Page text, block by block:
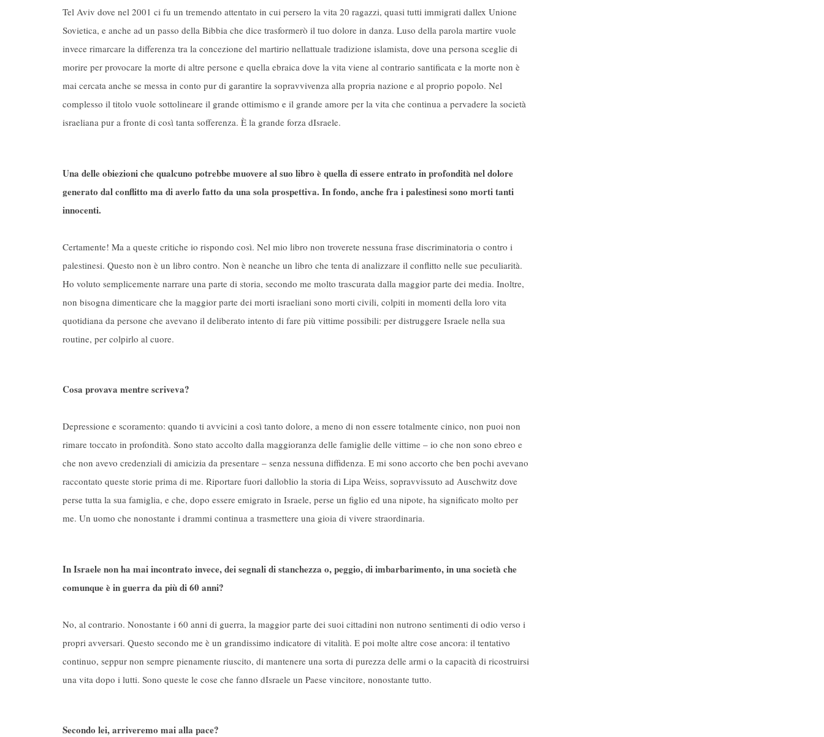
Tel Aviv dove nel 2001 ci fu un tremendo attentato in cui persero la vita 20 ragazzi, quasi tutti immigrati dallex Unione
Sovietica, e anche ad un passo della Bibbia che dice trasformerò il tuo dolore in danza. Luso della parola martire vuole
invece rimarcare la differenza tra la concezione del martirio nellattuale tradizione islamista, dove una persona sceglie di
morire per provocare la morte di altre persone e quella ebraica dove la vita viene al contrario santificata e la morte non è
mai cercata anche se messa in conto pur di garantire la sopravvivenza alla propria nazione e al proprio popolo. Nel
complesso il titolo vuole sottolineare il grande ottimismo e il grande amore per la vita che continua a pervadere la società
israeliana pur a fronte di così tanta sofferenza. È la grande forza dIsraele.
Una delle obiezioni che qualcuno potrebbe muovere al suo libro è quella di essere entrato in profondità nel dolore
generato dal conflitto ma di averlo fatto da una sola prospettiva. In fondo, anche fra i palestinesi sono morti tanti
innocenti.
Certamente! Ma a queste critiche io rispondo così. Nel mio libro non troverete nessuna frase discriminatoria o contro i
palestinesi. Questo non è un libro contro. Non è neanche un libro che tenta di analizzare il conflitto nelle sue peculiarità.
Ho voluto semplicemente narrare una parte di storia, secondo me molto trascurata dalla maggior parte dei media. Inoltre,
non bisogna dimenticare che la maggior parte dei morti israeliani sono morti civili, colpiti in momenti della loro vita
quotidiana da persone che avevano il deliberato intento di fare più vittime possibili: per distruggere Israele nella sua
routine, per colpirlo al cuore.
Cosa provava mentre scriveva?
Depressione e scoramento: quando ti avvicini a così tanto dolore, a meno di non essere totalmente cinico, non puoi non
rimare toccato in profondità. Sono stato accolto dalla maggioranza delle famiglie delle vittime – io che non sono ebreo e
che non avevo credenziali di amicizia da presentare – senza nessuna diffidenza. E mi sono accorto che ben pochi avevano
raccontato queste storie prima di me. Riportare fuori dalloblio la storia di Lipa Weiss, sopravvissuto ad Auschwitz dove
perse tutta la sua famiglia, e che, dopo essere emigrato in Israele, perse un figlio ed una nipote, ha significato molto per
me. Un uomo che nonostante i drammi continua a trasmettere una gioia di vivere straordinaria.
In Israele non ha mai incontrato invece, dei segnali di stanchezza o, peggio, di imbarbarimento, in una società che
comunque è in guerra da più di 60 anni?
No, al contrario. Nonostante i 60 anni di guerra, la maggior parte dei suoi cittadini non nutrono sentimenti di odio verso i
propri avversari. Questo secondo me è un grandissimo indicatore di vitalità. E poi molte altre cose ancora: il tentativo
continuo, seppur non sempre pienamente riuscito, di mantenere una sorta di purezza delle armi o la capacità di ricostruirsi
una vita dopo i lutti. Sono queste le cose che fanno dIsraele un Paese vincitore, nonostante tutto.
Secondo lei, arriveremo mai alla pace?